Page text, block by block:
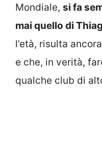
Mondiale, si fa
mai quello di
l’età, risulta
e che, in verità,
qualche club di